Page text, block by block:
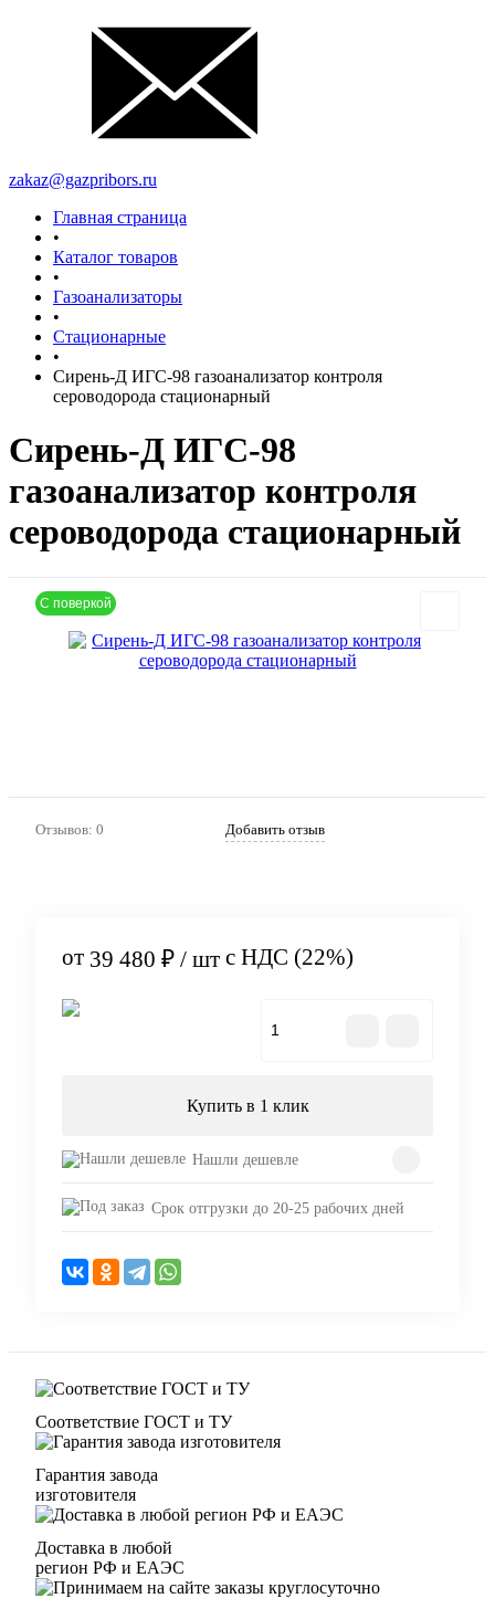
zakaz@gazpribors.ru
Главная страница
•
Каталог товаров
•
Газоанализаторы
•
Стационарные
•
Сирень-Д ИГС-98 газоанализатор контроля
сероводорода стационарный
Сирень-Д ИГС-98
газоанализатор контроля
сероводорода стационарный
С поверкой
Отзывов: 0 Добавить отзыв
от 39 480 ₽ / шт с НДС (22%)
Купить в 1 клик
Нашли дешевле
Срок отгрузки до 20-25 рабочих дней
Соответствие ГОСТ и ТУ
Гарантия завода
изготовителя
Доставка в любой
регион РФ и ЕАЭС